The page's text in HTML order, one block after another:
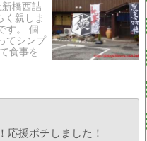
橋西詰
く親しま
す。 個
てシンプ
食事を...
応援ポチしました！